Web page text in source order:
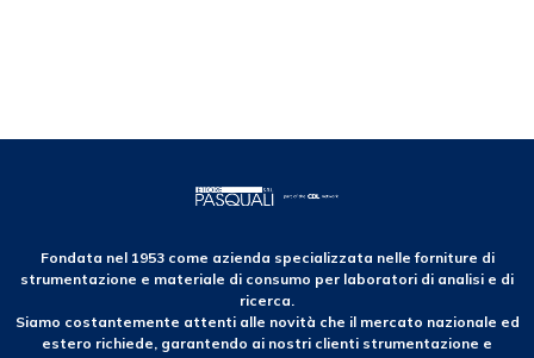
Fondata nel 1953 come azienda specializzata nelle forniture di
strumentazione e materiale di consumo per laboratori di analisi e di
ricerca.
Siamo costantemente attenti alle novità che il mercato nazionale ed
estero richiede, garantendo ai nostri clienti strumentazione e